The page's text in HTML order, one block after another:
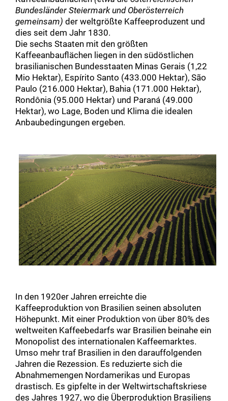
Bundesländer Steiermark und Oberösterreich
gemeinsam) der weltgrößte Kaffeeproduzent und
dies seit dem Jahr 1830.
Die sechs Staaten mit den größten
Kaffeeanbauflächen liegen in den südöstlichen
brasilianischen Bundesstaaten Minas Gerais (1,22
Mio Hektar), Espírito Santo (433.000 Hektar), São
Paulo (216.000 Hektar), Bahia (171.000 Hektar),
Rondônia (95.000 Hektar) und Paraná (49.000
Hektar), wo Lage, Boden und Klima die idealen
Anbaubedingungen ergeben.
In den 1920er Jahren erreichte die
Kaffeeproduktion von Brasilien seinen absoluten
Höhepunkt. Mit einer Produktion von über 80% des
weltweiten Kaffeebedarfs war Brasilien beinahe ein
Monopolist des internationalen Kaffeemarktes.
Umso mehr traf Brasilien in den darauffolgenden
Jahren die Rezession. Es reduzierte sich die
Abnahmemengen Nordamerikas und Europas
drastisch. Es gipfelte in der Weltwirtschaftskriese
des Jahres 1927, wo die Überproduktion Brasiliens